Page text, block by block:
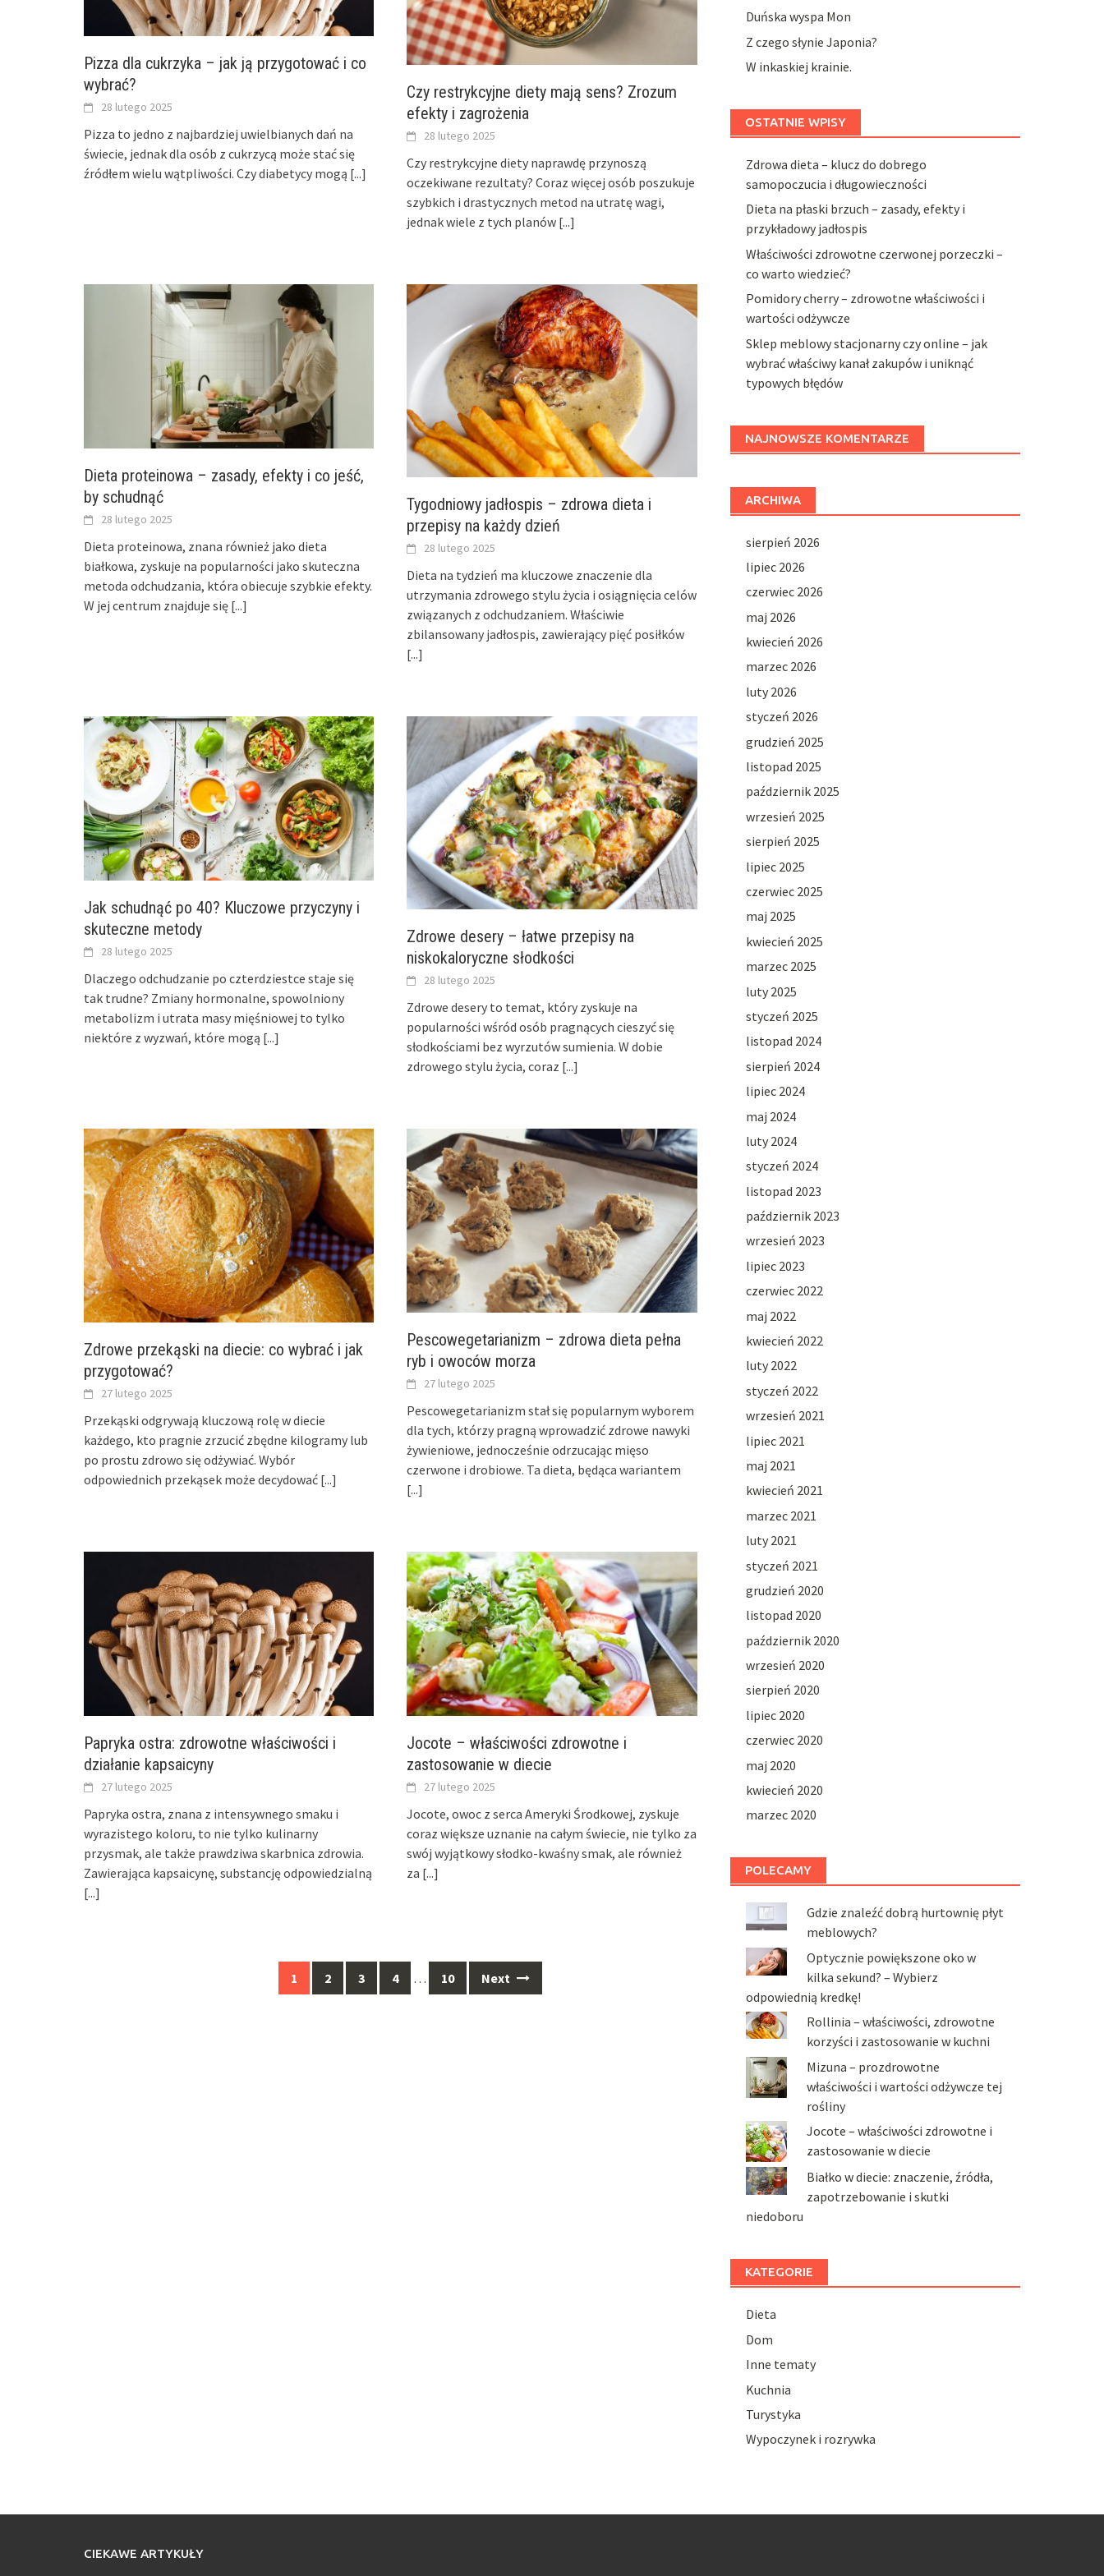
Pizza dla cukrzyka – jak ją przygotować i co
wybrać?
28 lutego 2025
Pizza to jedno z najbardziej uwielbianych dań na
świecie, jednak dla osób z cukrzycą może stać się
źródłem wielu wątpliwości. Czy diabetycy mogą [...]
Czy restrykcyjne diety mają sens? Zrozum
efekty i zagrożenia
28 lutego 2025
Czy restrykcyjne diety naprawdę przynoszą
oczekiwane rezultaty? Coraz więcej osób poszukuje
szybkich i drastycznych metod na utratę wagi,
jednak wiele z tych planów [...]
Dieta proteinowa – zasady, efekty i co jeść,
by schudnąć
28 lutego 2025
Dieta proteinowa, znana również jako dieta
białkowa, zyskuje na popularności jako skuteczna
metoda odchudzania, która obiecuje szybkie efekty.
W jej centrum znajduje się [...]
Tygodniowy jadłospis – zdrowa dieta i
przepisy na każdy dzień
28 lutego 2025
Dieta na tydzień ma kluczowe znaczenie dla
utrzymania zdrowego stylu życia i osiągnięcia celów
związanych z odchudzaniem. Właściwie
zbilansowany jadłospis, zawierający pięć posiłków
[...]
Jak schudnąć po 40? Kluczowe przyczyny i
skuteczne metody
28 lutego 2025
Dlaczego odchudzanie po czterdziestce staje się
tak trudne? Zmiany hormonalne, spowolniony
metabolizm i utrata masy mięśniowej to tylko
niektóre z wyzwań, które mogą [...]
Zdrowe desery – łatwe przepisy na
niskokaloryczne słodkości
28 lutego 2025
Zdrowe desery to temat, który zyskuje na
popularności wśród osób pragnących cieszyć się
słodkościami bez wyrzutów sumienia. W dobie
zdrowego stylu życia, coraz [...]
Zdrowe przekąski na diecie: co wybrać i jak
przygotować?
27 lutego 2025
Przekąski odgrywają kluczową rolę w diecie
każdego, kto pragnie zrzucić zbędne kilogramy lub
po prostu zdrowo się odżywiać. Wybór
odpowiednich przekąsek może decydować [...]
Pescowegetarianizm – zdrowa dieta pełna
ryb i owoców morza
27 lutego 2025
Pescowegetarianizm stał się popularnym wyborem
dla tych, którzy pragną wprowadzić zdrowe nawyki
żywieniowe, jednocześnie odrzucając mięso
czerwone i drobiowe. Ta dieta, będąca wariantem
[...]
Papryka ostra: zdrowotne właściwości i
działanie kapsaicyny
27 lutego 2025
Papryka ostra, znana z intensywnego smaku i
wyrazistego koloru, to nie tylko kulinarny
przysmak, ale także prawdziwa skarbnica zdrowia.
Zawierająca kapsaicynę, substancję odpowiedzialną
[...]
Jocote – właściwości zdrowotne i
zastosowanie w diecie
27 lutego 2025
Jocote, owoc z serca Ameryki Środkowej, zyskuje
coraz większe uznanie na całym świecie, nie tylko za
swój wyjątkowy słodko-kwaśny smak, ale również
za [...]
1 2 3 4 … 10 Next
Duńska wyspa Mon
Z czego słynie Japonia?
W inkaskiej krainie.
OSTATNIE WPISY
Zdrowa dieta – klucz do dobrego
samopoczucia i długowieczności
Dieta na płaski brzuch – zasady, efekty i
przykładowy jadłospis
Właściwości zdrowotne czerwonej porzeczki –
co warto wiedzieć?
Pomidory cherry – zdrowotne właściwości i
wartości odżywcze
Sklep meblowy stacjonarny czy online – jak
wybrać właściwy kanał zakupów i uniknąć
typowych błędów
NAJNOWSZE KOMENTARZE
ARCHIWA
sierpień 2026
lipiec 2026
czerwiec 2026
maj 2026
kwiecień 2026
marzec 2026
luty 2026
styczeń 2026
grudzień 2025
listopad 2025
październik 2025
wrzesień 2025
sierpień 2025
lipiec 2025
czerwiec 2025
maj 2025
kwiecień 2025
marzec 2025
luty 2025
styczeń 2025
listopad 2024
sierpień 2024
lipiec 2024
maj 2024
luty 2024
styczeń 2024
listopad 2023
październik 2023
wrzesień 2023
lipiec 2023
czerwiec 2022
maj 2022
kwiecień 2022
luty 2022
styczeń 2022
wrzesień 2021
lipiec 2021
maj 2021
kwiecień 2021
marzec 2021
luty 2021
styczeń 2021
grudzień 2020
listopad 2020
październik 2020
wrzesień 2020
sierpień 2020
lipiec 2020
czerwiec 2020
maj 2020
kwiecień 2020
marzec 2020
POLECAMY
Gdzie znaleźć dobrą hurtownię płyt
meblowych?
Optycznie powiększone oko w
kilka sekund? – Wybierz
odpowiednią kredkę!
Rollinia – właściwości, zdrowotne
korzyści i zastosowanie w kuchni
Mizuna – prozdrowotne
właściwości i wartości odżywcze tej
rośliny
Jocote – właściwości zdrowotne i
zastosowanie w diecie
Białko w diecie: znaczenie, źródła,
zapotrzebowanie i skutki
niedoboru
KATEGORIE
Dieta
Dom
Inne tematy
Kuchnia
Turystyka
Wypoczynek i rozrywka
CIEKAWE ARTYKUŁY